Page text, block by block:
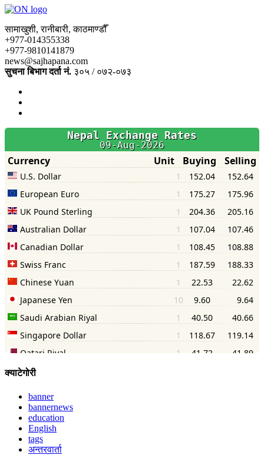
सामाखुशी, रानीबारी, काठमाण्डौँ
+977-014355338
+977-9810141879
news@sajhapana.com
सुचना बिभाग दर्ता नं. ३०५ / ०७२-०७३
क्याटेगोरी
banner
bannernews
education
English
tags
अन्तरवार्ता